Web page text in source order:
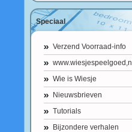
Speciaal
Verzend Voorraad-info
www.wiesjespeelgoed,nl
Wie is Wiesje
Nieuwsbrieven
Tutorials
Bijzondere verhalen